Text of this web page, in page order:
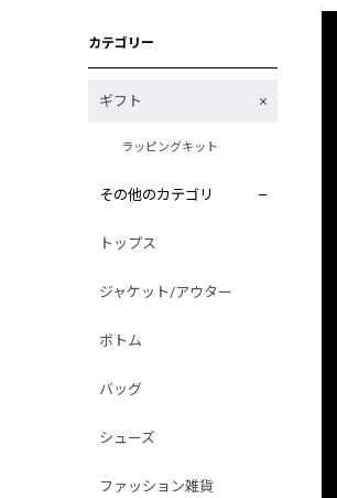
カテゴリー
ギフト
ラッピングキット
その他のカテゴリ
トップス
ジャケット/アウター
ボトム
バッグ
シューズ
ファッション雑貨